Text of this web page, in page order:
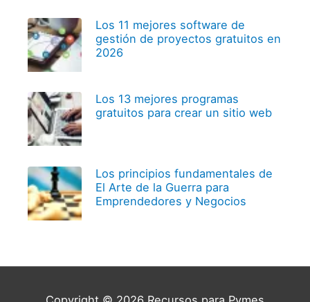
Los 11 mejores software de
gestión de proyectos gratuitos en
2026
Los 13 mejores programas
gratuitos para crear un sitio web
Los principios fundamentales de
El Arte de la Guerra para
Emprendedores y Negocios